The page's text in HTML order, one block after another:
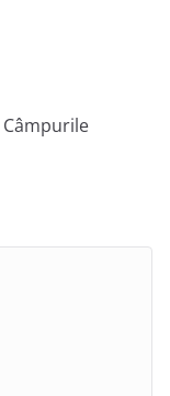
Câmpurile